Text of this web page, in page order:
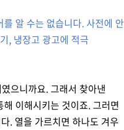
알 수는 없습니다. 사전에 안
, 냉장고 광고에 적극
으니까요. 그래서 찾아낸
이해시키는 것이죠. 그러면
. 열을 가르치면 하나도 겨우